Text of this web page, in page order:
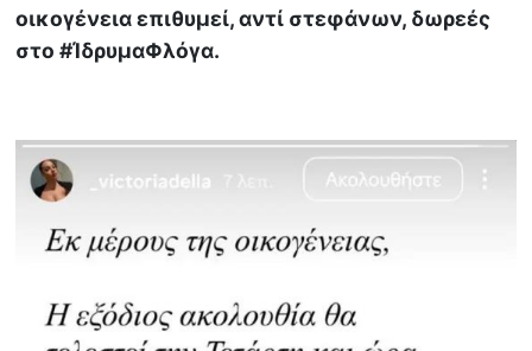
οικογένεια επιθυμεί, αντί στεφάνων, δωρεές
στο #ΊδρυμαΦλόγα.